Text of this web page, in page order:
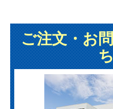
ご注文・お